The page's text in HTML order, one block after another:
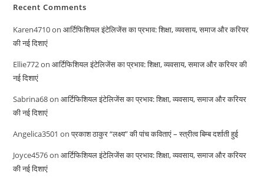
Recent Comments
Karen4710onआर्टिफिशियल इंटेलिजेंस का प्रभाव: शिक्षा, व्यवसाय, समाज और करियर
की नई दिशाएं
Ellie772onआर्टिफिशियल इंटेलिजेंस का प्रभाव: शिक्षा, व्यवसाय, समाज और करियर की
नई दिशाएं
Sabrina68onआर्टिफिशियल इंटेलिजेंस का प्रभाव: शिक्षा, व्यवसाय, समाज और करियर
की नई दिशाएं
Angelica3501 onप्रकाश ठाकुर “लक्ष्य” की पांच कविताएं – स्त्रीत्व बिम्ब दर्शाती हुई
Joyce4576onआर्टिफिशियल इंटेलिजेंस का प्रभाव: शिक्षा, व्यवसाय, समाज और करियर
की नई दिशाएं